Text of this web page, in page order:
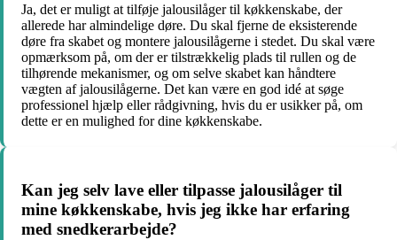
Ja, det er muligt at tilføje jalousilåger til køkkenskabe, der
allerede har almindelige døre. Du skal fjerne de eksisterende
døre fra skabet og montere jalousilågerne i stedet. Du skal være
opmærksom på, om der er tilstrækkelig plads til rullen og de
tilhørende mekanismer, og om selve skabet kan håndtere
vægten af ​​jalousilågerne. Det kan være en god idé at søge
professionel hjælp eller rådgivning, hvis du er usikker på, om
dette er en mulighed for dine køkkenskabe.
Kan jeg selv lave eller tilpasse jalousilåger til
mine køkkenskabe, hvis jeg ikke har erfaring
med snedkerarbejde?